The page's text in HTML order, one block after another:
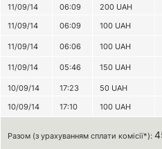
11/09/14 06:09 200 UAH
11/09/14
06:09 100 UAH
11/09/14 06:06 100 UAH
11/09/14 05:46 150 UAH
10/09/14 17:23 50 UAH
10/09/14
17:10 100 UAH
Разом (з урахуванням сплати комісії*):